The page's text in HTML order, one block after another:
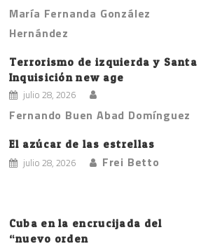
María Fernanda González
Hernández
Terrorismo de izquierda y Santa
Inquisición new age
julio 28, 2026
Fernando Buen Abad Domínguez
El azúcar de las estrellas
julio 28, 2026 Frei Betto
Cuba en la encrucijada del
“nuevo orden